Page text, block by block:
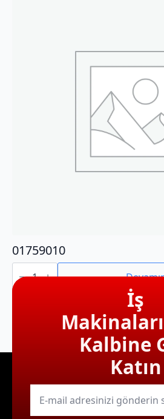
01759010
01759010
adet
İş
Kalbine
Katın
E-
mail